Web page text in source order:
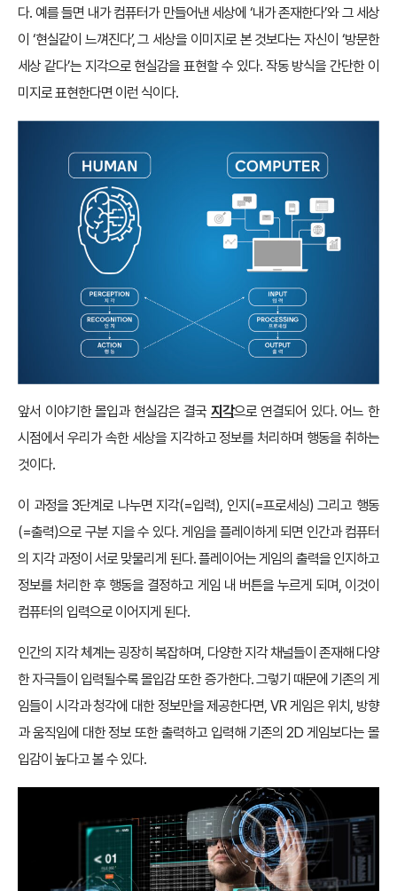
다. 예를 들면 내가 컴퓨터가 만들어낸 세상에 ‘내가 존재한다’와 그 세상
이 ‘현실같이 느껴진다’, 그 세상을 이미지로 본 것보다는 자신이 ‘방문한
세상 같다’는 지각으로 현실감을 표현할 수 있다. 작동 방식을 간단한 이
미지로 표현한다면 이런 식이다.
앞서 이야기한 몰입과 현실감은 결국 지각으로 연결되어 있다. 어느 한
시점에서 우리가 속한 세상을 지각하고 정보를 처리하며 행동을 취하는
것이다.
이 과정을 3단계로 나누면 지각(=입력), 인지(=프로세싱) 그리고 행동
(=출력)으로 구분 지을 수 있다. 게임을 플레이하게 되면 인간과 컴퓨터
의 지각 과정이 서로 맞물리게 된다. 플레이어는 게임의 출력을 인지하고
정보를 처리한 후 행동을 결정하고 게임 내 버튼을 누르게 되며, 이것이
컴퓨터의 입력으로 이어지게 된다.
인간의 지각 체계는 굉장히 복잡하며, 다양한 지각 채널들이 존재해 다양
한 자극들이 입력될수록 몰입감 또한 증가한다. 그렇기 때문에 기존의 게
임들이 시각과 청각에 대한 정보만을 제공한다면, VR 게임은 위치, 방향
과 움직임에 대한 정보 또한 출력하고 입력해 기존의 2D 게임보다는 몰
입감이 높다고 볼 수 있다.